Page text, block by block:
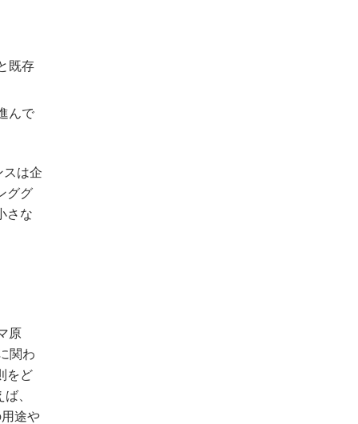
既存
んで
スは企
ググ
さな
原
関わ
をど
、
途や